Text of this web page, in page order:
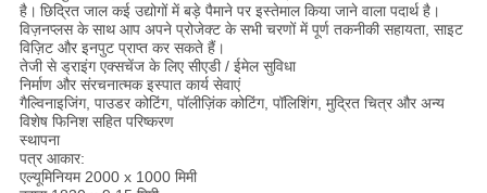
है। छिद्रित जाल कई उद्योगों में बड़े पैमाने पर इस्तेमाल किया जाने वाला पदार्थ है।
विज़नप्लस के साथ आप अपने प्रोजेक्ट के सभी चरणों में पूर्ण तकनीकी सहायता, साइट
विज़िट और इनपुट प्राप्त कर सकते हैं।
तेजी से ड्राइंग एक्सचेंज के लिए सीएडी / ईमेल सुविधा
निर्माण और संरचनात्मक इस्पात कार्य सेवाएं
गैल्विनाइजिंग, पाउडर कोटिंग, पॉलीज़िंक कोटिंग, पॉलिशिंग, मुद्रित चित्र और अन्य
विशेष फिनिश सहित परिष्करण
स्थापना
पत्र आकार:
एल्यूमिनियम 2000 x 1000 मिमी